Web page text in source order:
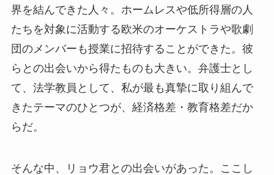
界を結んできた人々。ホームレスや低所得層の人
たちを対象に活動する欧米のオーケストラや歌劇
団のメンバーも授業に招待することができた。彼
らとの出会いから得たものも大きい。弁護士とし
て、法学教員として、私が最も真摯に取り組んで
きたテーマのひとつが、経済格差・教育格差だか
らだ。
そんな中、リョウ君との出会いがあった。ここし